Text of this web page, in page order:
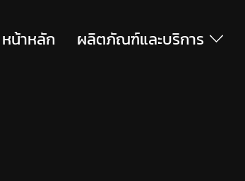
หน้าหลัก ผลิตภัณฑ์และบริการ